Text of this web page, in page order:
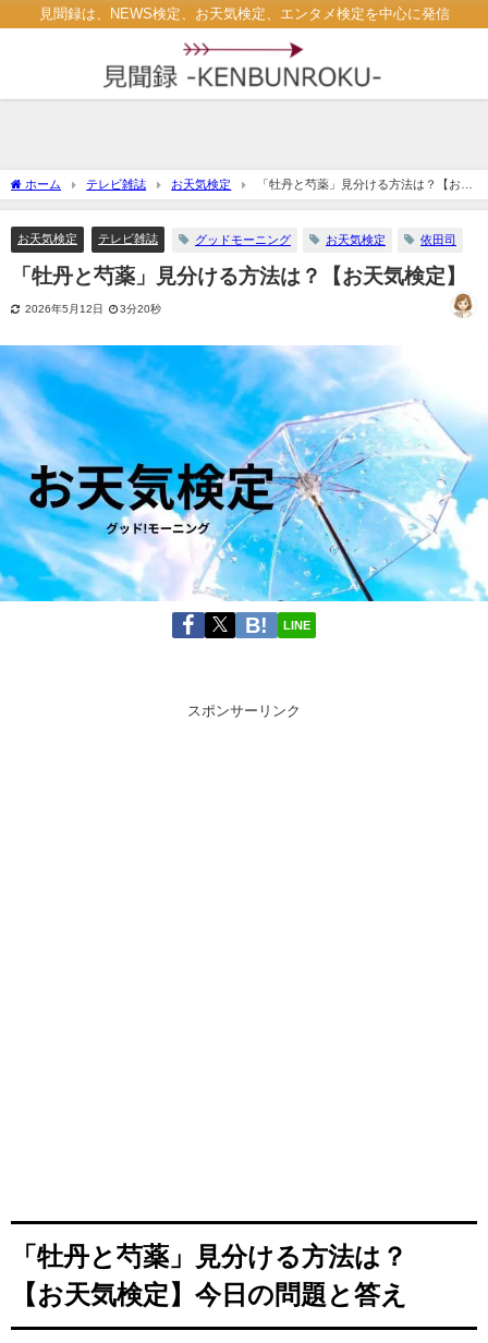
見聞録は、NEWS検定、お天気検定、エンタメ検定を中心に発信
ホーム テレビ雑誌 お天気検定
「牡丹と芍薬」見分ける方法は？【お天
気検定】
お天気検定 テレビ雑誌 グッドモーニング お天気検定 依田司
「牡丹と芍薬」見分ける方法は？【お天気検定】
2026年5月12日 3分20秒
LINE
スポンサーリンク
「牡丹と芍薬」見分ける方法は？
【お天気検定】今日の問題と答え